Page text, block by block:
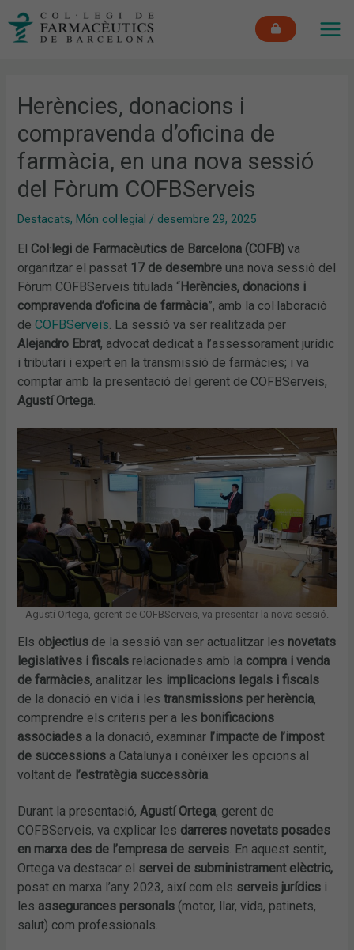
Herències, donacions i
compravenda d’oficina de
farmàcia, en una nova sessió
del Fòrum COFBServeis
Destacats, Món col·legial / desembre 29, 2025
El Col·legi de Farmacèutics de Barcelona (COFB) va
organitzar el passat 17 de desembre una nova sessió del
Fòrum COFBServeis titulada “Herències, donacions i
compravenda d’oficina de farmàcia”, amb la col·laboració
deCOFBServeis. La sessió va ser realitzada per
Alejandro Ebrat, advocat dedicat a l’assessorament jurídic
i tributari i expert en la transmissió de farmàcies; i va
comptar amb la presentació del gerent de COFBServeis,
Agustí Ortega.
Agustí Ortega, gerent de COFBServeis, va presentar la nova sessió.
Els objectius de la sessió van ser actualitzar les novetats
legislatives i fiscals relacionades amb la compra i venda
de farmàcies, analitzar les implicacions legals i fiscals
de la donació en vida i lestransmissions per herència,
comprendre els criteris per a les bonificacions
associades a la donació, examinar l’impacte de l’impost
de successions a Catalunya i conèixer les opcions al
voltant de l’estratègia successòria.
Durant la presentació,Agustí Ortega, gerent de
COFBServeis, va explicar les darreres novetats posades
en marxa des de l’empresa de serveis. En aquest sentit,
Ortega va destacar el servei de subministrament elèctric,
posat en marxa l’any 2023, així com els serveis jurídics i
les assegurances personals (motor, llar, vida, patinets,
salut) com professionals.